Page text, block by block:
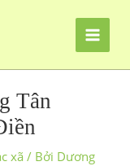
Tân
xã / Bởi Dương